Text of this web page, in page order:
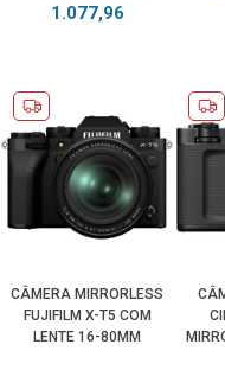
1.077,96
CÂMERA MIRRORLESS
FUJIFILM X-T5 COM
LENTE 16-80MM